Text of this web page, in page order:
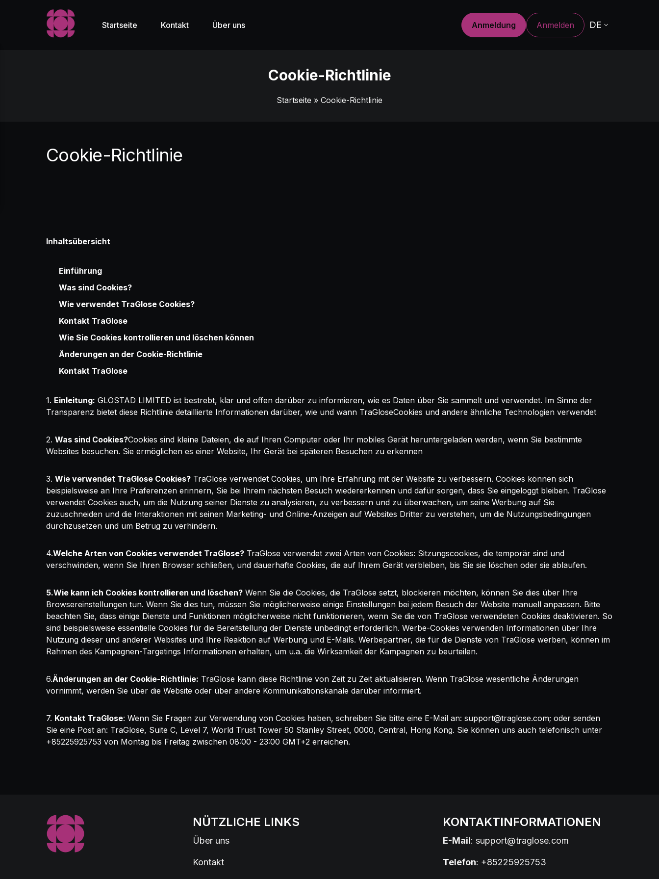
Startseite Kontakt Über uns Anmeldung Anmelden DE
Cookie-Richtlinie
Startseite » Cookie-Richtlinie
Cookie-Richtlinie
Inhaltsübersicht
Einführung
Was sind Cookies?
Wie verwendet TraGlose Cookies?
Kontakt TraGlose
Wie Sie Cookies kontrollieren und löschen können
Änderungen an der Cookie-Richtlinie
Kontakt TraGlose
1. Einleitung: GLOSTAD LIMITED ist bestrebt, klar und offen darüber zu informieren, wie es Daten über Sie sammelt und verwendet. Im Sinne der
Transparenz bietet diese Richtlinie detaillierte Informationen darüber, wie und wann TraGloseCookies und andere ähnliche Technologien verwendet
2. Was sind Cookies?Cookies sind kleine Dateien, die auf Ihren Computer oder Ihr mobiles Gerät heruntergeladen werden, wenn Sie bestimmte
Websites besuchen. Sie ermöglichen es einer Website, Ihr Gerät bei späteren Besuchen zu erkennen
3. Wie verwendet TraGlose Cookies? TraGlose verwendet Cookies, um Ihre Erfahrung mit der Website zu verbessern. Cookies können sich
beispielsweise an Ihre Präferenzen erinnern, Sie bei Ihrem nächsten Besuch wiedererkennen und dafür sorgen, dass Sie eingeloggt bleiben. TraGlose
verwendet Cookies auch, um die Nutzung seiner Dienste zu analysieren, zu verbessern und zu überwachen, um seine Werbung auf Sie
zuzuschneiden und die Interaktionen mit seinen Marketing- und Online-Anzeigen auf Websites Dritter zu verstehen, um die Nutzungsbedingungen
durchzusetzen und um Betrug zu verhindern.
4.Welche Arten von Cookies verwendet TraGlose? TraGlose verwendet zwei Arten von Cookies: Sitzungscookies, die temporär sind und
verschwinden, wenn Sie Ihren Browser schließen, und dauerhafte Cookies, die auf Ihrem Gerät verbleiben, bis Sie sie löschen oder sie ablaufen.
5.Wie kann ich Cookies kontrollieren und löschen? Wenn Sie die Cookies, die TraGlose setzt, blockieren möchten, können Sie dies über Ihre
Browsereinstellungen tun. Wenn Sie dies tun, müssen Sie möglicherweise einige Einstellungen bei jedem Besuch der Website manuell anpassen. Bitte
beachten Sie, dass einige Dienste und Funktionen möglicherweise nicht funktionieren, wenn Sie die von TraGlose verwendeten Cookies deaktivieren. So
sind beispielsweise essentielle Cookies für die Bereitstellung der Dienste unbedingt erforderlich. Werbe-Cookies verwenden Informationen über Ihre
Nutzung dieser und anderer Websites und Ihre Reaktion auf Werbung und E-Mails. Werbepartner, die für die Dienste von TraGlose werben, können im
Rahmen des Kampagnen-Targetings Informationen erhalten, um u.a. die Wirksamkeit der Kampagnen zu beurteilen.
6.Änderungen an der Cookie-Richtlinie: TraGlose kann diese Richtlinie von Zeit zu Zeit aktualisieren. Wenn TraGlose wesentliche Änderungen
vornimmt, werden Sie über die Website oder über andere Kommunikationskanäle darüber informiert.
7. Kontakt TraGlose: Wenn Sie Fragen zur Verwendung von Cookies haben, schreiben Sie bitte eine E-Mail an: support@traglose.com; oder senden
Sie eine Post an: TraGlose, Suite C, Level 7, World Trust Tower 50 Stanley Street, 0000, Central, Hong Kong. Sie können uns auch telefonisch unter
+85225925753 von Montag bis Freitag zwischen 08:00 - 23:00 GMT+2 erreichen.
NÜTZLICHE LINKS
Über uns
Kontakt
KONTAKTINFORMATIONEN
E-Mail:support@traglose.com
Telefon: +85225925753